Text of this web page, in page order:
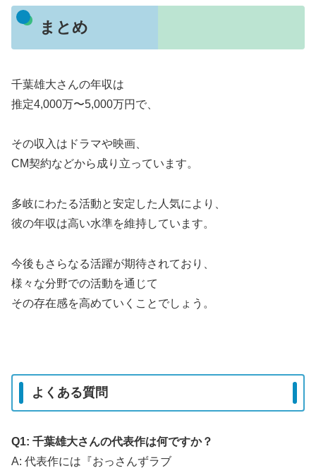
まとめ
千葉雄大さんの年収は
推定4,000万〜5,000万円で、
その収入はドラマや映画、
CM契約などから成り立っています。
多岐にわたる活動と安定した人気により、
彼の年収は高い水準を維持しています。
今後もさらなる活躍が期待されており、
様々な分野での活動を通じて
その存在感を高めていくことでしょう。
よくある質問
Q1: 千葉雄大さんの代表作は何ですか？
A: 代表作には『おっさんずラブ